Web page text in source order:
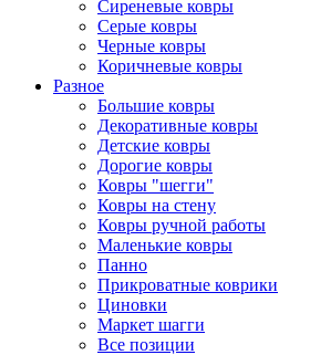
Сиреневые ковры
Серые ковры
Черные ковры
Коричневые ковры
Разное
Большие ковры
Декоративные ковры
Детские ковры
Дорогие ковры
Ковры "шегги"
Ковры на стену
Ковры ручной работы
Маленькие ковры
Панно
Прикроватные коврики
Циновки
Маркет шагги
Все позиции